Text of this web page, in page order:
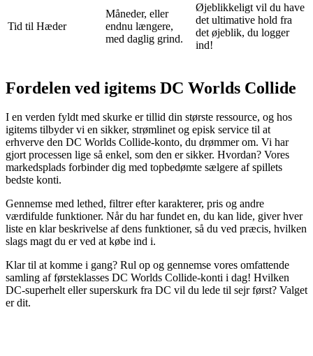
Tid til Hæder
Måneder, eller
endnu længere,
med daglig grind.
Øjeblikkeligt vil du have
det ultimative hold fra
det øjeblik, du logger
ind!
Fordelen ved igitems DC Worlds Collide
I en verden fyldt med skurke er tillid din største ressource, og hos
igitems tilbyder vi en sikker, strømlinet og episk service til at
erhverve den DC Worlds Collide-konto, du drømmer om. Vi har
gjort processen lige så enkel, som den er sikker. Hvordan? Vores
markedsplads forbinder dig med topbedømte sælgere af spillets
bedste konti.
Gennemse med lethed, filtrer efter karakterer, pris og andre
værdifulde funktioner. Når du har fundet en, du kan lide, giver hver
liste en klar beskrivelse af dens funktioner, så du ved præcis, hvilken
slags magt du er ved at købe ind i.
Klar til at komme i gang? Rul op og gennemse vores omfattende
samling af førsteklasses DC Worlds Collide-konti i dag! Hvilken
DC-superhelt eller superskurk fra DC vil du lede til sejr først? Valget
er dit.